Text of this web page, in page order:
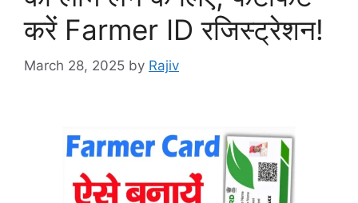
करें Farmer ID रजिस्ट्रेशन!
March 28, 2025 by Rajiv